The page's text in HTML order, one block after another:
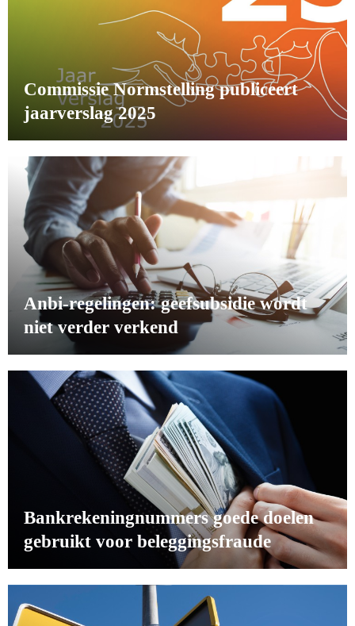
Commissie Normstelling publiceert
jaarverslag 2025
Anbi-regelingen: geefsubsidie wordt
niet verder verkend
Bankrekeningnummers goede doelen
gebruikt voor beleggingsfraude